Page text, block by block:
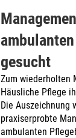
gesucht
Zum wiederholten
Häusliche Pflege
Die Auszeichnung
praxis­erprobte
ambulanten